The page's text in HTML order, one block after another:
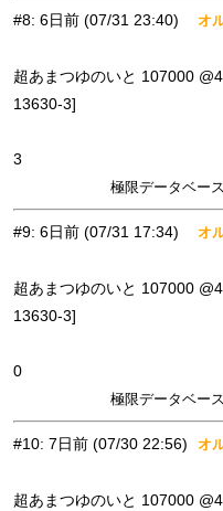
#8: 6日前 (07/31 23:40) オ
超あまつゆのいと 107000
13630-3]
3
極限データベー
#9: 6日前 (07/31 17:34) オ
超あまつゆのいと 107000
13630-3]
0
極限データベー
#10: 7日前 (07/30 22:56) オ
超あまつゆのいと 107000